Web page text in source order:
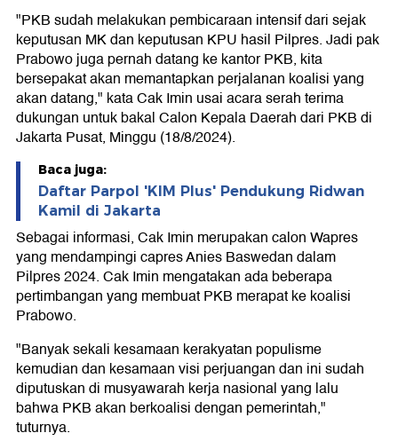
"PKB sudah melakukan pembicaraan intensif dari sejak
keputusan MK dan keputusan KPU hasil Pilpres. Jadi pak
Prabowo juga pernah datang ke kantor PKB, kita
bersepakat akan memantapkan perjalanan koalisi yang
akan datang," kata Cak Imin usai acara serah terima
dukungan untuk bakal Calon Kepala Daerah dari PKB di
Jakarta Pusat, Minggu (18/8/2024).
Baca juga:
Daftar Parpol 'KIM Plus' Pendukung Ridwan
Kamil di Jakarta
Sebagai informasi, Cak Imin merupakan calon Wapres
yang mendampingi capres Anies Baswedan dalam
Pilpres 2024. Cak Imin mengatakan ada beberapa
pertimbangan yang membuat PKB merapat ke koalisi
Prabowo.
"Banyak sekali kesamaan kerakyatan populisme
kemudian dan kesamaan visi perjuangan dan ini sudah
diputuskan di musyawarah kerja nasional yang lalu
bahwa PKB akan berkoalisi dengan pemerintah,"
tuturnya.